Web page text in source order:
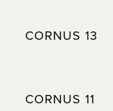
CORNUS 13
CORNUS 11